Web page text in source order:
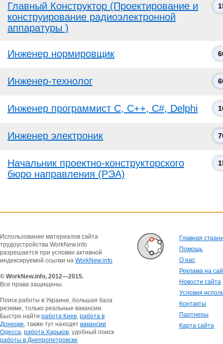
Главный Конструктор (Проектирование и
конструирование радиоэлектронной
аппаратуры )
Инженер нормировщик
Инженер-технолог
Инженер программист C, C++, C#, Delphi
Инженер электроник
Начальник проектно-конструкторского
бюро направления (РЭА)
Использование материалов сайта
трудоустройства WorkNew.info
разрешается при условии активной
индексируемой ссылки на WorkNew.info
© WorkNew.info, 2012—2015.
Все права защищены.
Поиск работы в Украине, большая база
резюме, только реальные вакансии.
Быстро найти работа Киев, работа в
Донецке, также тут находят вакансии
Одесса, работа Харьков, удобный поиск
работы в Днепропетровске
Главная
Помощь
О нас
Реклама на
Новости сайта
Условия
Контакты
Партнеры
Карта сайта